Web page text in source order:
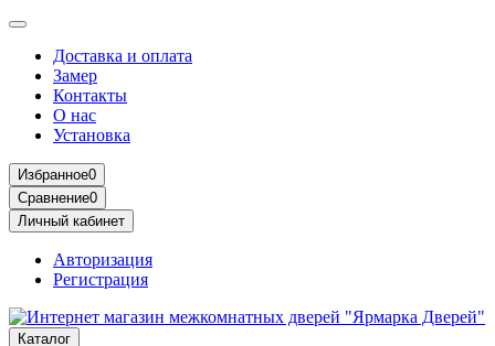
Доставка и оплата
Замер
Контакты
О нас
Установка
Избранное0
Сравнение0
Личный кабинет
Авторизация
Регистрация
Каталог